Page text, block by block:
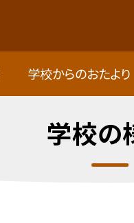
学校からのおたより
学校の